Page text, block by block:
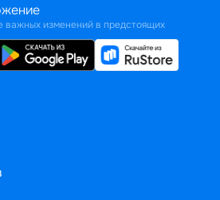
важных изменений в предстоящих